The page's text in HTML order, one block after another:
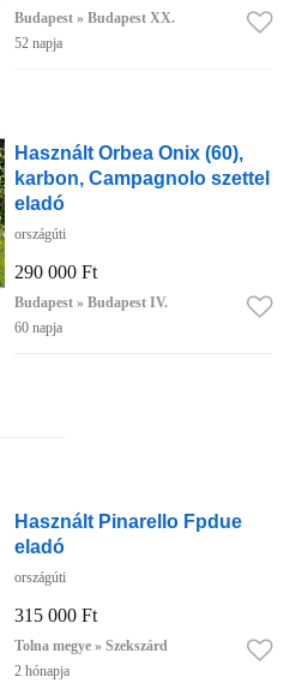
Budapest » Budapest XX.
52 napja
Használt Orbea Onix (60),
karbon, Campagnolo szettel
eladó
országúti
290 000 Ft
Budapest » Budapest IV.
60 napja
Használt Pinarello Fpdue
eladó
országúti
315 000 Ft
Tolna megye » Szekszárd
2 hónapja